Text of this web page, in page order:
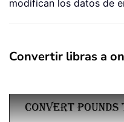
modifican los datos de
Convertir libras a